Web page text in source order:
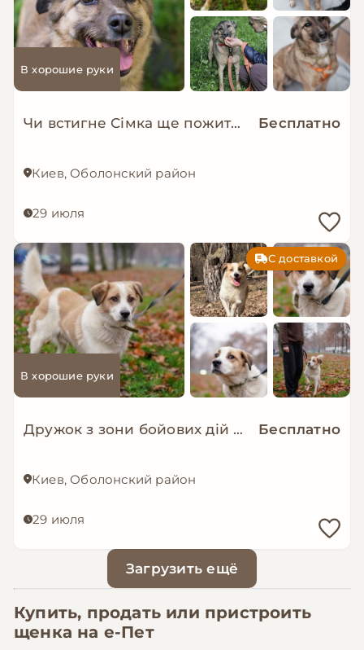
В хорошие руки
Чи встигне Сімка ще пожити в родині? Бесплатно
Киев, Оболонский район
29 июля
С доставкой
В хорошие руки
Дружок з зони бойових дій шукає нову родину! Бесплатно
Киев, Оболонский район
29 июля
Загрузить ещё
Купить, продать или пристроить
щенка на е-Пет